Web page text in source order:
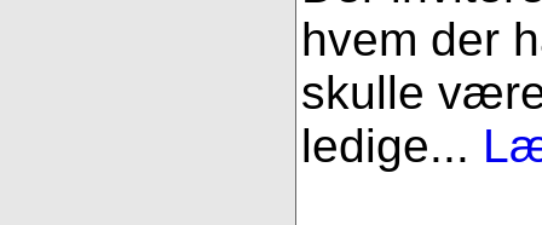
hvem der
skulle
ledige...